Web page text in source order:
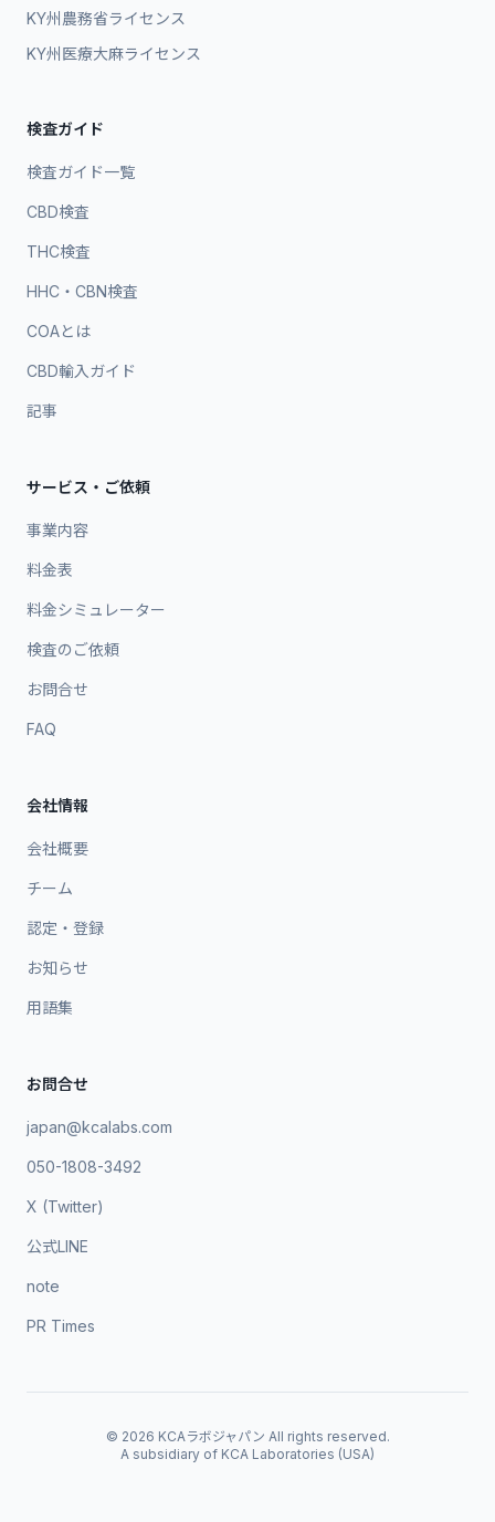
KY州農務省ライセンス
KY州医療大麻ライセンス
検査ガイド
検査ガイド一覧
CBD検査
THC検査
HHC・CBN検査
COAとは
CBD輸入ガイド
記事
サービス・ご依頼
事業内容
料金表
料金シミュレーター
検査のご依頼
お問合せ
FAQ
会社情報
会社概要
チーム
認定・登録
お知らせ
用語集
お問合せ
japan@kcalabs.com
050-1808-3492
X (Twitter)
公式LINE
note
PR Times
© 2026 KCAラボジャパン All rights reserved.
A subsidiary of KCA Laboratories (USA)